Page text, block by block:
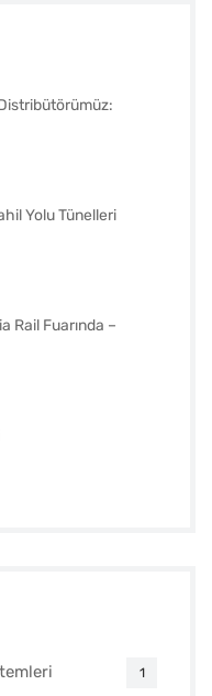
Yolu Tünelleri
Rail Fuarında –
1